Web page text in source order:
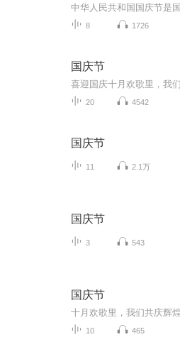
8 1726
国庆节
20 4542
国庆节
11 2.1万
国庆节
3 543
国庆节
10 465